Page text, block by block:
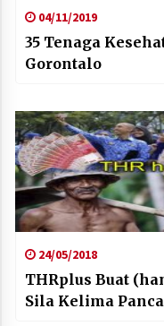
04/11/2019
35 Tenaga
Gorontalo
24/05/2018
THRplus Buat
Sila Kelima